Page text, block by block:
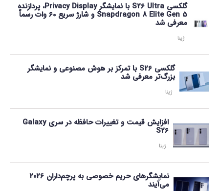
گلکسی S26 Ultra با نمایشگر Privacy Display، پردازنده
Snapdragon 8 Elite Gen 5 و شارژ سریع 60 وات رسماً
معرفی شد
ژینا
گلکسی S26 با تمرکز بر هوش مصنوعی و نمایشگر
بزرگ‌تر معرفی شد
ژینا
افزایش قیمت و تغییرات حافظه در سری Galaxy
S26
ژینا
نمایشگرهای حریم خصوصی به پرچم‌داران ۲۰۲۶
می‌آیند